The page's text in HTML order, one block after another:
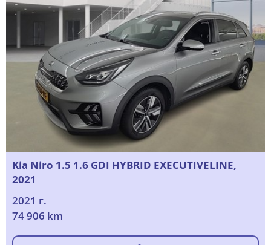
Kia Niro 1.5 1.6 GDI HYBRID EXECUTIVELINE,
2021
2021 г.
74 906 km